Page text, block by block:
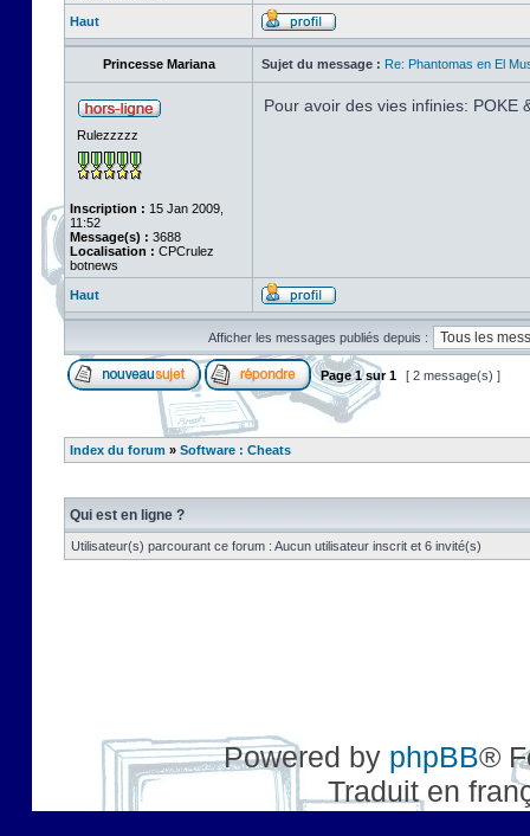
Haut
Princesse Mariana Sujet du message : Re: Phantomas en El
Rulezzzzz
Inscription : 15 Jan 2009,
11:52
Message(s) : 3688
Localisation : CPCrulez
botnews
Pour avoir des vies infinies: POKE
Haut
Afficher les messages publiés depuis :
Page1sur1 [ 2 message(s) ]
Index du forum » Software : Cheats
Qui est en ligne ?
Utilisateur(s) parcourant ce forum : Aucun utilisateur inscrit et 6 invité(s)
Powered by phpBB®
Traduit en